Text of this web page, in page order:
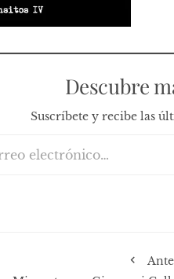
Descubre
Suscríbete y recibe las